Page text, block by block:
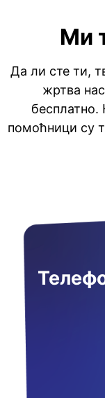
Ми
Да ли сте ти,
жртва
помоћници су